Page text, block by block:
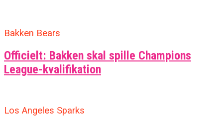
Bakken Bears
Officielt: Bakken skal spille Champions
League-kvalifikation
Los Angeles Sparks